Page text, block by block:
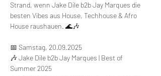
Strand, wenn Jake Dile b2b Jay Marques die
besten Vibes aus House, Techhouse & Afro
House raushauen. 🌊🎶
📅 Samstag, 20.09.2025
🎶 Jake Dile b2b Jay Marques | Best of
Summer 2025